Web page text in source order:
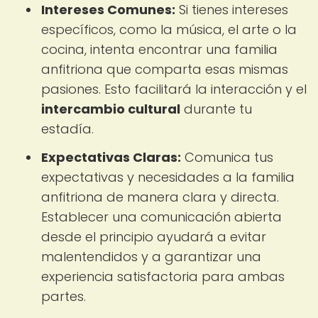
Intereses Comunes: Si tienes intereses
específicos, como la música, el arte o la
cocina, intenta encontrar una familia
anfitriona que comparta esas mismas
pasiones. Esto facilitará la interacción y el
intercambio cultural durante tu
estadía.
Expectativas Claras: Comunica tus
expectativas y necesidades a la familia
anfitriona de manera clara y directa.
Establecer una comunicación abierta
desde el principio ayudará a evitar
malentendidos y a garantizar una
experiencia satisfactoria para ambas
partes.